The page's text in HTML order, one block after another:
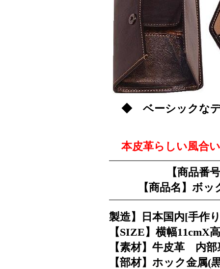
◆ ベーシックな
本皮革らしい風合
【商品
【商品名】ボ
製造】日本国内[手作
【SIZE】横幅11cmX
【素材】牛皮革 内
【部材】ホック金属(